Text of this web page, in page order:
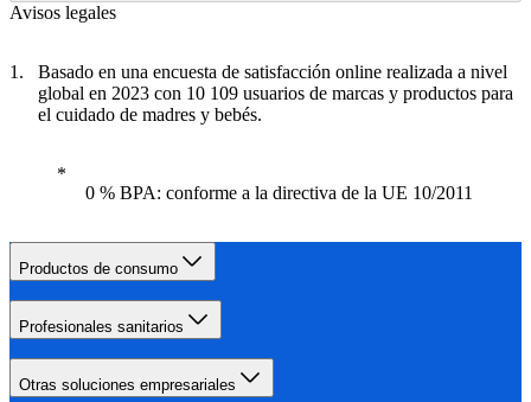
Avisos legales
Basado en una encuesta de satisfacción online realizada a nivel
global en 2023 con 10 109 usuarios de marcas y productos para
el cuidado de madres y bebés.
0 % BPA: conforme a la directiva de la UE 10/2011
Productos de consumo
Profesionales sanitarios
Otras soluciones empresariales